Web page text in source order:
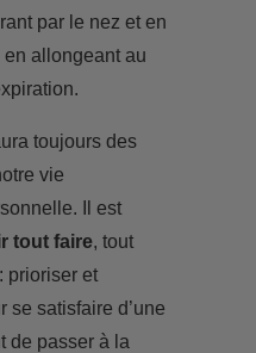
par le nez et en
allongeant au
toujours des
vie
Il est
tout faire, tout
prioriser et
se satisfaire d’une
de passer à la